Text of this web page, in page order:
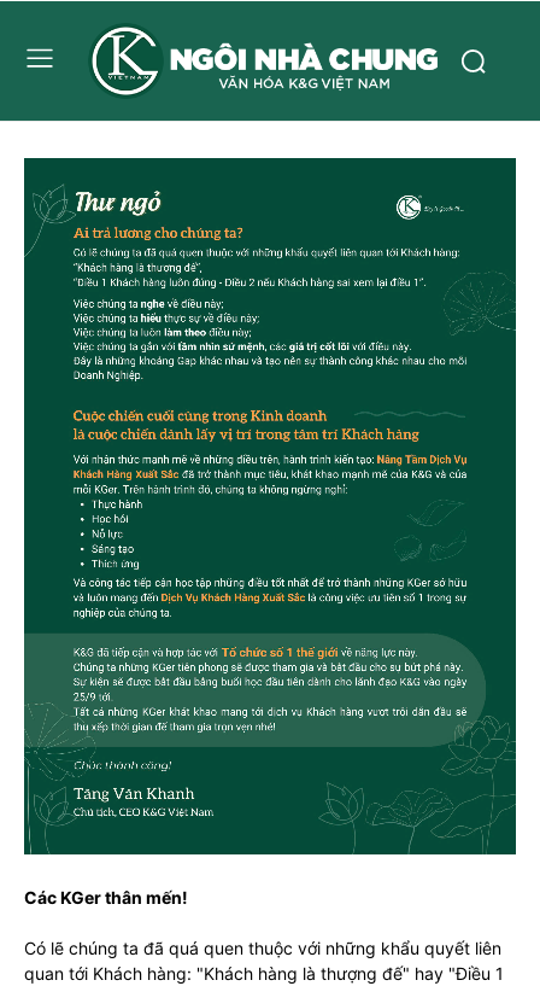
Các KGer thân mến!
Có lẽ chúng ta đã quá quen thuộc với những khẩu quyết liên
quan tới Khách hàng: "Khách hàng là thượng đế" hay "Điều 1